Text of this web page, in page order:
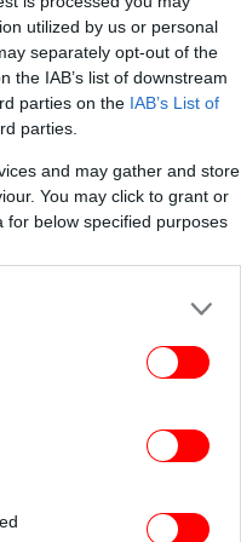
utilized by us or personal
separately opt-out of the
the IAB’s list of downstream
parties on the IAB’s List of
parties.
and may gather and store
You may click to grant or
below specified purposes